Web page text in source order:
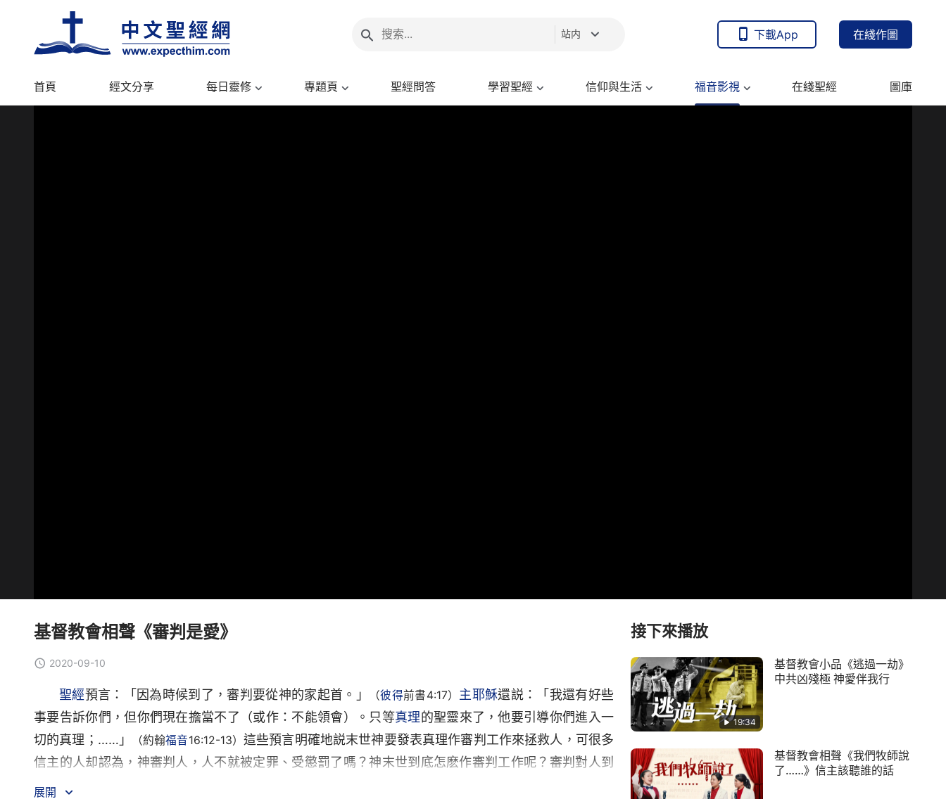
站内 下載App 在綫作圖
首頁 經文分享 每日靈修 專題頁 聖經問答 學習聖經 信仰與生活 福音影視 在綫聖經 圖庫
基督教會相聲《審判是愛》
2020-09-10
聖經預言：「因為時候到了，審判要從神的家起首。」 （彼得前書4:17） 主耶穌還説：「我還有好些
事要告訴你們，但你們現在擔當不了（或作：不能領會）。只等真理的聖靈來了，他要引導你們進入一
切的真理；……」
（約翰福音16:12-13） 這些預言明確地説末世神要發表真理作審判工作來拯救人，可很多
信主的人却認為，神審判人，人不就被定罪、受懲罰了嗎？神末世到底怎麽作審判工作呢？審判對人到
底是定罪，還是拯救、是愛呢？請看相聲《審判是愛》。
展開
接下來播放
19:34
基督教會小品《逃過一劫》
中共凶殘極 神愛伴我行
基督教會相聲《我們牧師說
了……》信主該聽誰的話